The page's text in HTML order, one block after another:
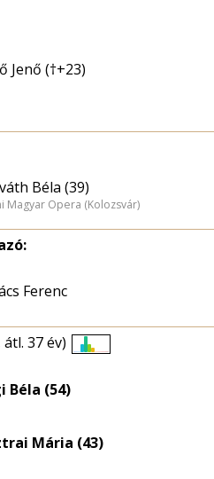
Jenő (†+23)
Béla (39)
Magyar Opera (Kolozsvár)
Ferenc
37 év)
Béla (54)
Mária (43)